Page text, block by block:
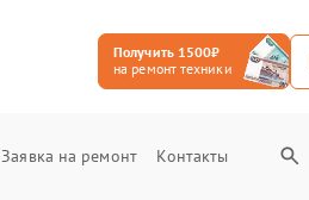
Получить 1500₽
на ремонт техники
Заявка на ремонт Контакты